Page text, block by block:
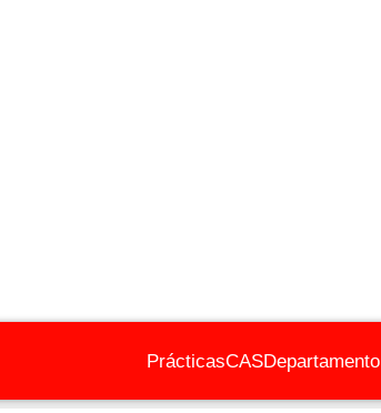
PrácticasCASDepartamento